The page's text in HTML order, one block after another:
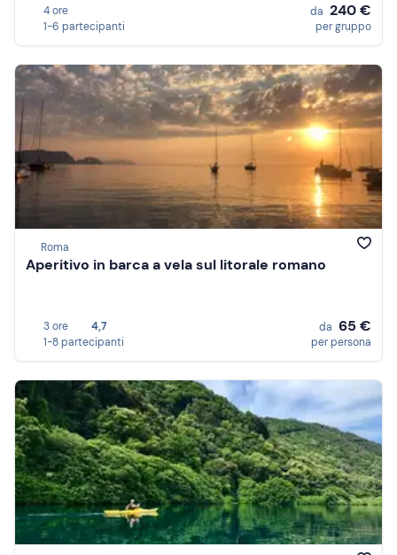
4 ore
1-6 partecipanti
da 240 €
per gruppo
Roma
Aperitivo in barca a vela sul litorale romano
3 ore
4,7
1-8 partecipanti
da 65 €
per persona